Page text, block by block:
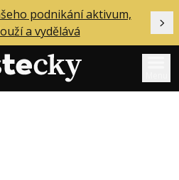
podnikání aktivum,
a vydělává